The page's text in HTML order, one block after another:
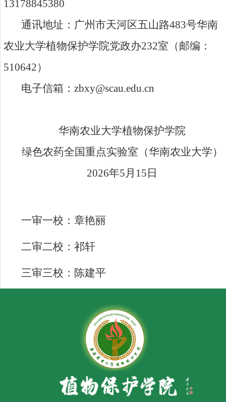
13178845380
通讯地址：广州市天河区五山路483号华南
农业大学植物保护学院党政办232室（邮编：
510642）
电子信箱： zbxy@scau.edu.cn
华南农业大学植物保护学院
绿色农药全国重点实验室（华南农业大学）
2026年5月 15 日
一审一校：章艳丽
二审二校：祁轩
三审三校：陈建平